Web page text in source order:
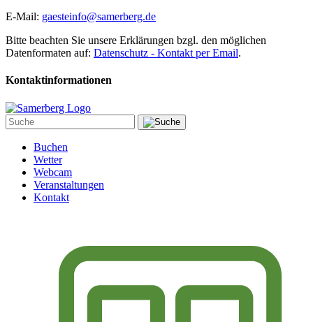
E-Mail: gaesteinfo@samerberg.de
Bitte beachten Sie unsere Erklärungen bzgl. den möglichen
Datenformaten auf: Datenschutz - Kontakt per Email.
Kontaktinformationen
Buchen
Wetter
Webcam
Veranstaltungen
Kontakt